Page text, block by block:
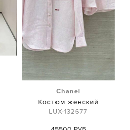
Chanel
Костюм женский
LUX-132677